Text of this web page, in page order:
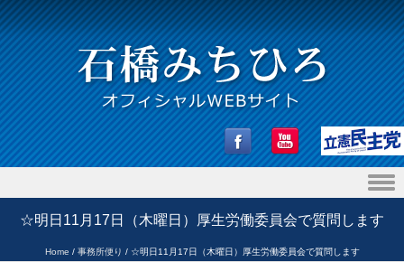
Skip to content
☆明日11月17日（木曜日）厚生労働委員会で質問します
Home /事務所便り / ☆明日11月17日（木曜日）厚生労働委員会で質問します